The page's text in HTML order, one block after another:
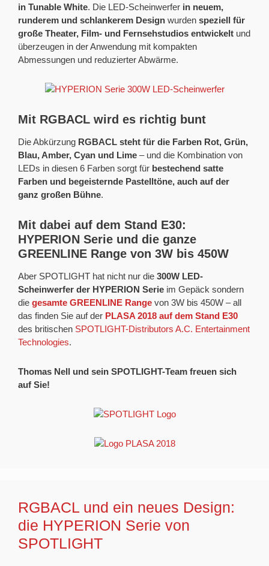
in Tunable White. Die LED-Scheinwerfer in neuem,
runderem und schlankerem Design wurden speziell für
große Theater, Film- und Fernsehstudios entwickelt und
überzeugen in der Anwendung mit kompakten
Abmessungen und reduzierter Abwärme.
Mit RGBACL wird es richtig bunt
Die Abkürzung RGBACL steht für die Farben Rot, Grün,
Blau, Amber, Cyan und Lime – und die Kombination von
LEDs in diesen 6 Farben sorgt für bestechend satte
Farben und begeisternde Pastelltöne, auch auf der
ganz großen Bühne.
Mit dabei auf dem Stand E30:
HYPERION Serie und die ganze
GREENLINE Range von 3W bis 450W
Aber SPOTLIGHT hat nicht nur die 300W LED-
Scheinwerfer der HYPERION Serie im Gepäck sondern
die gesamte GREENLINE Range von 3W bis 450W – all
das finden Sie auf der PLASA 2018 auf dem Stand E30
des britischen SPOTLIGHT-Distributors A.C. Entertainment
Technologies.
Thomas Nell und sein SPOTLIGHT-Team freuen sich
auf Sie!
RGBACL und ein neues Design:
die HYPERION Serie von
SPOTLIGHT